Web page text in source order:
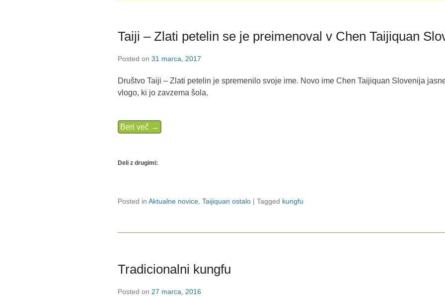
Taiji – Zlati petelin se je preimenoval v Chen Taijiquan
Posted on 31 marca, 2017
Društvo Taiji – Zlati petelin je spremenilo svoje ime. Novo ime Chen Taijiquan Slovenija
vlogo, ki jo zavzema šola.
Beri več →
Deli z drugimi:
Posted in Aktualne novice, Taijiquan ostalo| Tagged kungfu
Tradicionalni kungfu
Posted on 27 marca, 2016